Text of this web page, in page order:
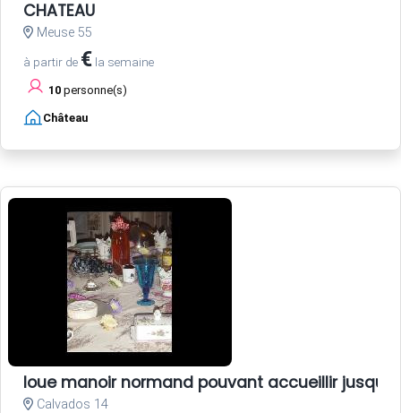
CHATEAU
Meuse 55
à partir de € la semaine
10 personne(s)
Château
loue manoir normand pouvant accueillir
Calvados 14